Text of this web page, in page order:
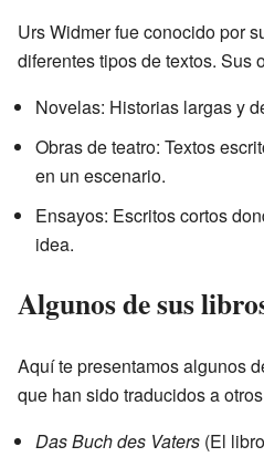
Urs Widmer fue conocido por
diferentes tipos de textos. Sus
Novelas: Historias largas y
Obras de teatro: Textos
en un escenario.
Ensayos: Escritos cortos
idea.
Algunos de sus
Aquí te presentamos algunos
que han sido traducidos a
Das Buch des Vaters (El